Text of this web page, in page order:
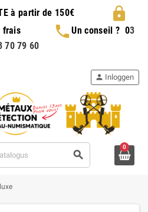
à partir de 150€ lock
frais phoneUn conseil ? 03
70 79 60
search
person Inloggen
0